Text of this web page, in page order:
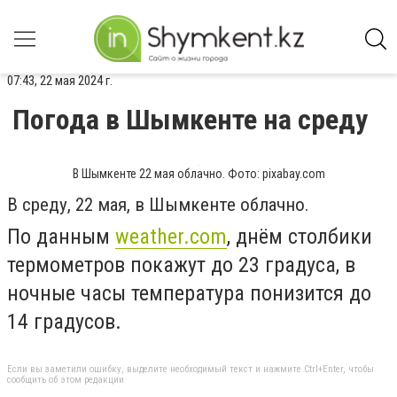
07:43, 22 мая 2024 г.
Погода в Шымкенте на среду
В Шымкенте 22 мая облачно. Фото: pixabay.com
В среду, 22 мая, в Шымкенте облачно.
По данным weather.com, днём столбики
термометров покажут до 23 градуса, в
ночные часы температура понизится до
14 градусов.
Если вы заметили ошибку, выделите необходимый текст и нажмите Ctrl+Enter, чтобы
сообщить об этом редакции